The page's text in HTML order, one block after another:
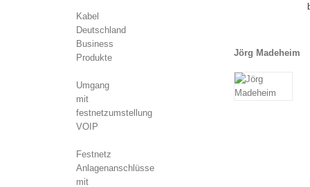
Kabel
Deutschland
Business
Produkte
Umgang
mit
festnetzumstellung
VOIP
Festnetz
Anlagenanschlüsse
mit
Jörg Madeheim